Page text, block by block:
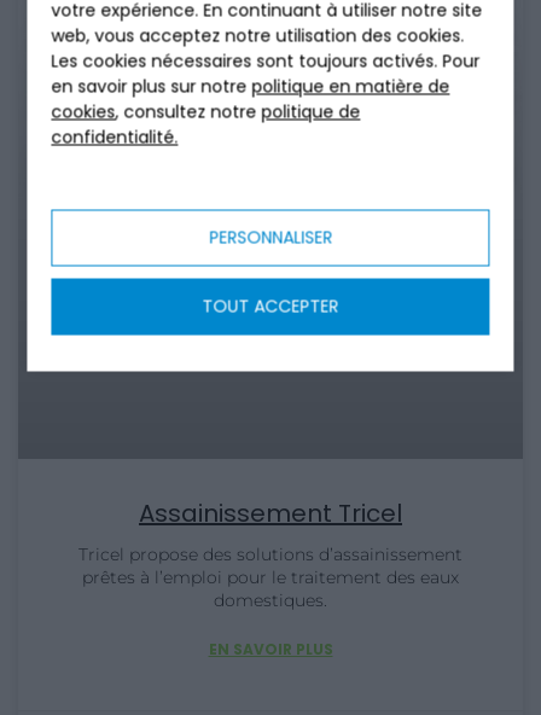
votre expérience. En continuant à utiliser notre site
web, vous acceptez notre utilisation des cookies.
Les cookies nécessaires sont toujours activés. Pour
en savoir plus sur notrepolitique en matière de
cookies, consultez notrepolitique de
confidentialité.
PERSONNALISER
TOUT ACCEPTER
Assainissement Tricel
Tricel propose des solutions d’assainissement
prêtes à l’emploi pour le traitement des eaux
domestiques.
EN SAVOIR PLUS